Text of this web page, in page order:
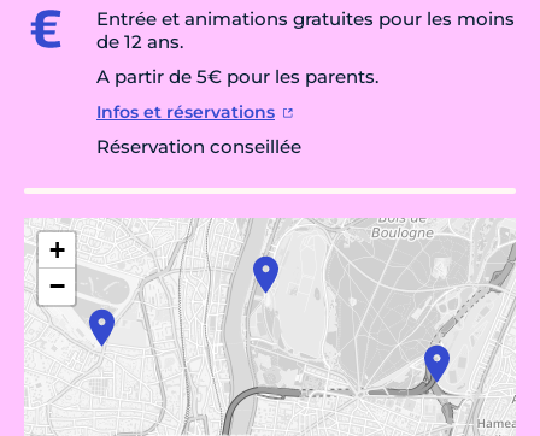
Entrée et animations gratuites pour les moins
de 12 ans.
A partir de 5€ pour les parents.
Infos et réservations
Réservation conseillée
+
−